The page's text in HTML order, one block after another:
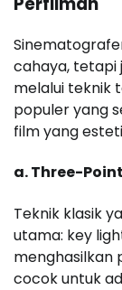
cahaya, tetapi
melalui teknik
populer yang
film yang
a. Three-
Teknik klasik
utama: key
menghasilkan
cocok untuk